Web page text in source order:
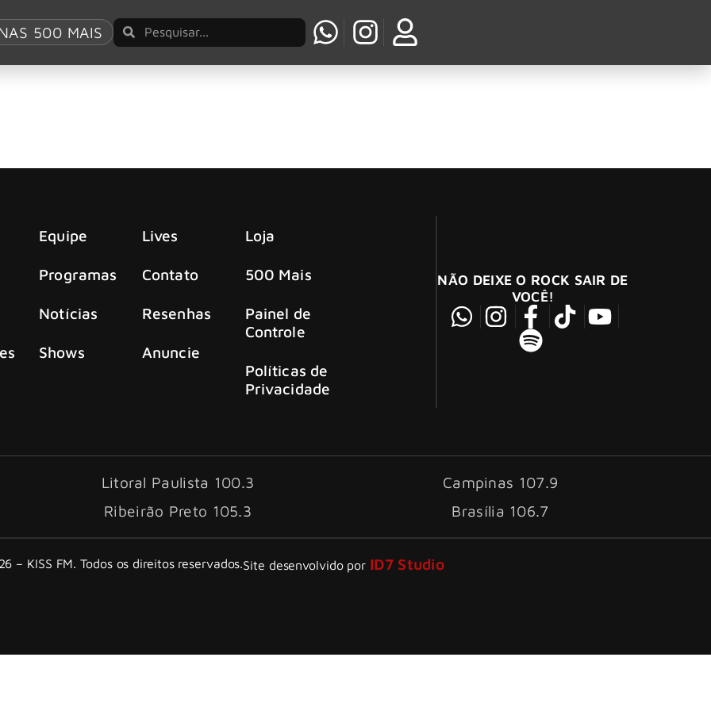
500 MAIS
To Kings”
Equipe
Programas
Notícias
Shows
Lives
Contato
Resenhas
Anuncie
Loja
500 Mais
Painel de
Controle
Políticas de
Privacidade
NÃO DEIXE O ROCK SAIR DE
VOCÊ!
Litoral Paulista 100.3
Campinas 107.9
Ribeirão Preto 105.3 Brasília 106.7
– KISS FM. Todos os direitos reservados.Site desenvolvido por ID7 Studio